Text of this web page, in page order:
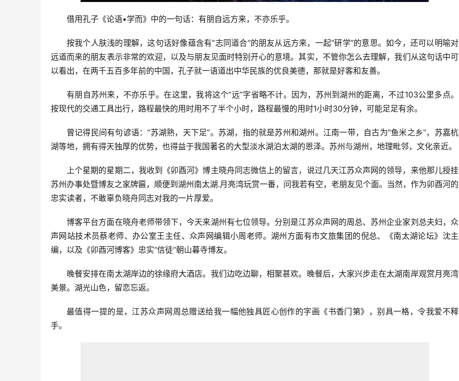
借用孔子《论语•学而》中的一句话：有朋自远方来，不亦乐乎。
按我个人肤浅的理解，这句话好像蕴含有“志同道合”的朋友从远方来，一起“研学”的意思。如今，还可以明喻对
远道而来的朋友表示非常的欢迎，以及与朋友见面时特别开心的意境。其实，不管你怎么去理解，我们从这句话中可
以看出，在两千五百多年前的中国，孔子就一语道出中华民族的优良美德，那就是好客和友善。
有朋自苏州来，不亦乐乎。在这里，我将这个“远”字省略不计。因为，苏州到湖州的距离，不过103公里多点。
按现代的交通工具出行，路程最快的用时用不了半个小时，路程最慢的用时1小时30分钟，可能足足有余。
曾记得民间有句谚语：“苏湖熟，天下足”。苏湖，指的就是苏州和湖州。江南一带，自古为“鱼米之乡”，苏嘉杭
湖等地，拥有得天独厚的优势，也得益于我国著名的大型淡水湖泊太湖的恩泽。苏州与湖州，地理毗邻，文化亲近。
上个星期的星期二，我收到《卯酉河》博主晓舟同志微信上的留言，说过几天江苏众声网的领导，来他那儿授挂
苏州办事处暨博友之家牌匾，顺便到湖州南太湖.月亮湾玩赏一番，问我若有空，老朋友见个面。当然，作为卯酉河的
忠实读者，不敢辜负晓舟同志对我的一片厚爱。
博客平台方面在晓舟老师带领下，今天来湖州有七位领导。分别是江苏众声网的周总、苏州企业家刘总夫妇，众
声网站技术员蔡老师、办公室王主任、众声网编辑小周老师。湖州方面有市文旅集团的倪总、《南太湖论坛》沈主
编，以及《卯酉河博客》忠实“信徒”朝山暮寺博友。
晚餐安排在南太湖岸边的徐缘府大酒店。我们边吃边聊，相聚甚欢。晚餐后，大家兴步走在太湖南岸观赏月亮湾
美景。湖光山色，留恋忘返。
最值得一提的是，江苏众声网周总赠送给我一幅他独具匠心创作的字画《书香门第》，别具一格，令我爱不释
手。